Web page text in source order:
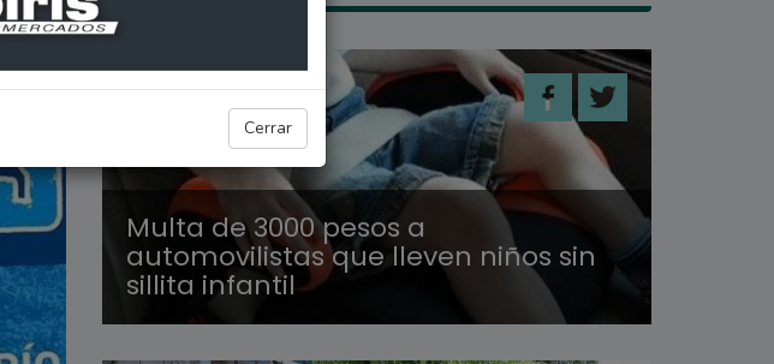
Cerrar
REGIONALES
Multa de 3000 pesos a
automovilistas que lleven niños sin
sillita infantil